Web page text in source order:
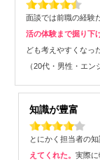
面談では前職の経験
活の体験まで掘り下
ども考えやすくなっ
（20代・男性・エン
知識が豊富
とにかく担当者の
えてくれた。 実際